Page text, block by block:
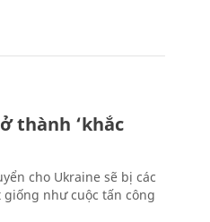
thành ‘khắc
cho Ukraine sẽ bị các
như cuộc tấn công